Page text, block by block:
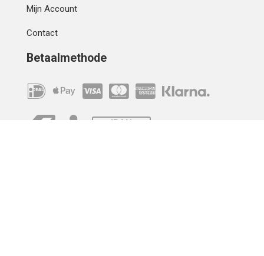
Mijn Account
Contact
Betaalmethode
IBAN